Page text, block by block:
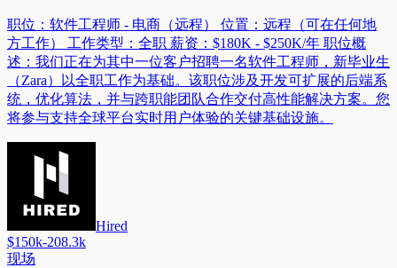
职位：软件工程师 - 电商（远程） 位置：远程（可在任何地
方工作） 工作类型：全职 薪资：$180K - $250K/年 职位概
述：我们正在为其中一位客户招聘一名软件工程师，新毕业生
（Zara）以全职工作为基础。该职位涉及开发可扩展的后端系
统，优化算法，并与跨职能团队合作交付高性能解决方案。您
将参与支持全球平台实时用户体验的关键基础设施。
Hired
$150k-208.3k
现场